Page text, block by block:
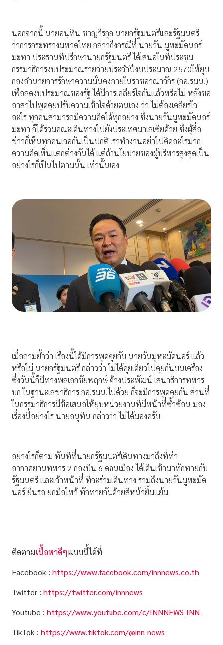
นอกจากนี้ นายอนุทิน ชาญวีรกูล นายกรัฐมนตรีและรัฐมนตรี
ว่าการกระทรวงมหาดไทย กล่าวถึงกรณีที่ นายวัน มูหะมัดนอร์
มะทา ประธานที่ปรึกษานายกรัฐมนตรี ได้เสนอในที่ประชุม
กรรมาธิการงบประมาณรายจ่ายประจำปีงบประมาณ 2570ให้ยุบ
กองอำนวยการรักษาความมั่นคงภายในราชอาณาจักร (กอ.รมน.)
เพื่อลดงบประมาณของรัฐ ได้มีการเคลียร์ใจกันแล้วหรือไม่ หลังขอ
อาสาไปพูดคุยปรับความเข้าใจด้วยตนเอง ว่า ไม่ต้องเคลียร์ใจ
อะไร ทุกคนสามารถมีความคิดได้ทุกอย่าง ซึ่งนายวันมูหะมัดนอร์
มะทา ก็ได้ร่วมคณะเดินทางไปยังประเทศมาเลเซียด้วย ซึ่งผู้สื่อ
ข่าวก็เห็นทุกคนเจอกันเป็นปกติ เราทำงานอย่าไปคิดอะไรมาก
ความคิดเห็นแตกต่างกันได้ แต่ถ้านโยบายของผู้บริหารสูงสุดเป็น
อย่างไรก็เป็นไปตามนั้น เท่านั้นเอง
เมื่อถามย้ำว่า เรื่องนี้ได้มีการพูดคุยกับ นายวันมูหะมัดนอร์ แล้ว
หรือไม่ นายกรัฐมนตรี กล่าวว่า ไม่ได้คุยเดี๋ยวไปคุยกันบนเครื่อง
ซึ่งวันนี้ก็มีทางพลเอกชัยพฤกษ์ ด้วงประพัฒน์ เสนาธิการทหาร
บก ในฐานะเลขาธิการ กอ.รมน.ไปด้วย ก็จะมีการพูดคุยกัน ส่วนที่
ในกรรมาธิการมีข้อเสนอให้ยุบหน่วยงานที่มีหน้าที่ซ้ำซ้อน มอง
เรื่องนี้อย่างไร นายอนุทิน กล่าวว่า ไม่ได้มองครับ
อย่างไรก็ตาม ทันทีที่นายกรัฐมนตรีเดินทางมาถึงที่ท่า
อากาศยานทหาร 2 กองบิน 6 ดอนเมือง ได้เดินเข้ามาทักทายกับ
รัฐมนตรี และเจ้าหน้าที่ ที่จะร่วมเดินทาง รวมถึงนายวันมูหะมัด
นอร์ ยืนรอ ยกมือไหว้ ทักทายกันด้วยสีหน้ายิ้มแย้ม
ติดตามเนื้อหาดีๆแบบนี้ได้ที่
Facebook : https://www.facebook.com/innnews.co.th
Twitter : https://twitter.com/innnews
Youtube : https://www.youtube.com/c/INNNEWS_INN
TikTok : https://www.tiktok.com/@inn_news